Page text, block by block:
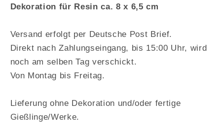
Dekoration für Resin ca. 8 x 6,5 cm
Versand erfolgt per Deutsche Post Brief.
Direkt nach Zahlungseingang, bis 15:00 Uhr, wird
noch am selben Tag verschickt.
Von Montag bis Freitag.
Lieferung ohne Dekoration und/oder fertige
Gießlinge/Werke.